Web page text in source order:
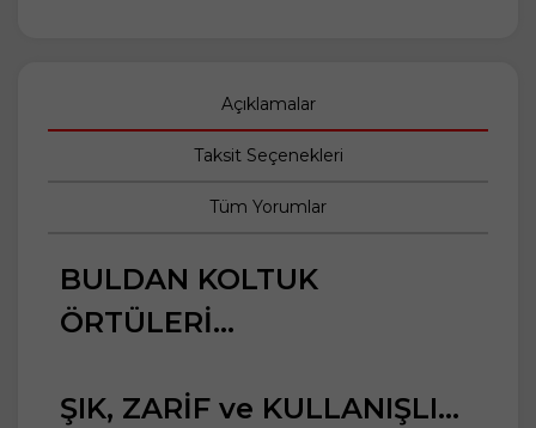
Açıklamalar
Taksit Seçenekleri
Tüm Yorumlar
BULDAN KOLTUK
ÖRTÜLERİ...
ŞIK, ZARİF ve KULLANIŞLI...